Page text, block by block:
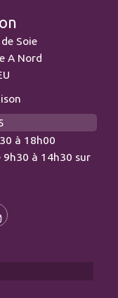
Soie
A Nord
à 18h00
9h30 à 14h30 sur